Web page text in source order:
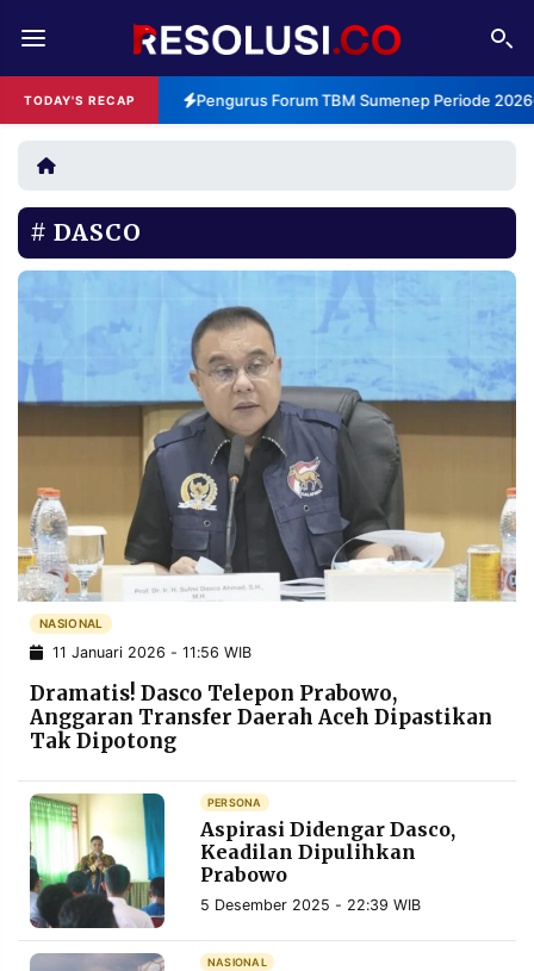
TODAY'S RECAP Pengurus Forum TBM Sumenep Periode
REDAKSI TENTANG
RESOLUSI IKLAN
RUBRIKASI
EDITORIAL AKSARA
PERSONA
DAERAH NASIONAL
MANCA SPORT
INFORMASI
PRIVACY
POLICY
BERITA
WARGA
INFORMASI
IKLAN
KIRIM
PENGADUAN TERM
SERVICE
IKUTI
KAMI
DASCO
NASIONAL
11 Januari 2026 - 11:56 WIB
Dramatis! Dasco Telepon Prabowo,
Anggaran Transfer Daerah Aceh Dipastikan
Tak Dipotong
PERSONA
Aspirasi Didengar Dasco,
Keadilan Dipulihkan
Prabowo
5 Desember 2025 - 22:39 WIB
NASIONAL